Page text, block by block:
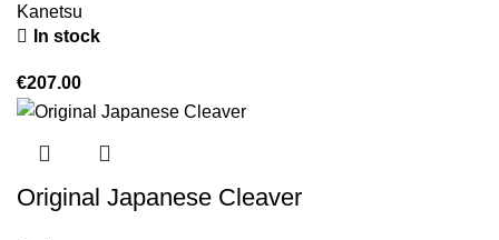
Kanetsu
In stock
€207.00
Original Japanese Cleaver